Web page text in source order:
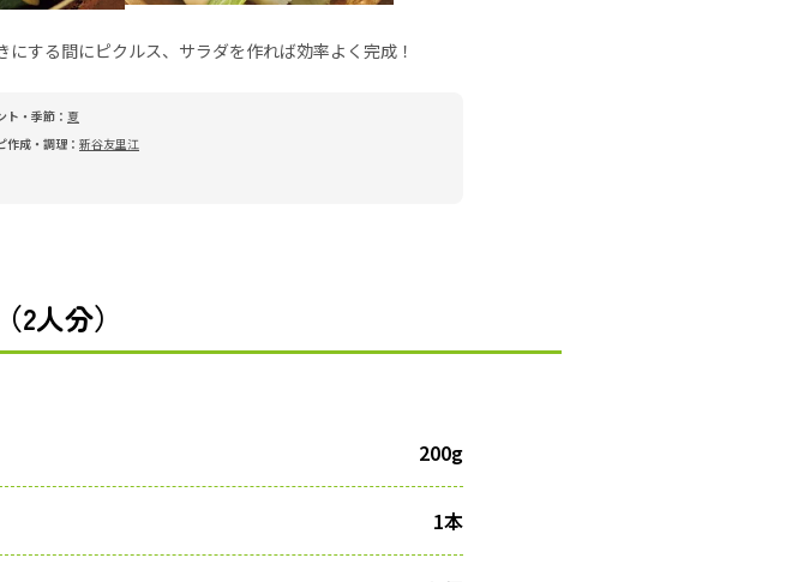
する間にピクルス、サラダを作れば効率よく完成！
ト・季節： 夏
作成・調理： 新谷友里江
人分）
200g
1本